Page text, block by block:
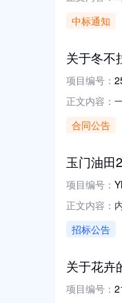
中标通知
关于冬不
项目编号：
正文内容：
合同公告
玉门油田
项目编号：
正文内容：
招标公告
关于花卉
项目编号：